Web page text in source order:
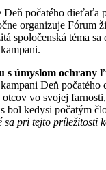
počatého dieťaťa
organizuje Fórum
spoločenská téma
úmyslom ochrany
Deň
vo svojej
bol kedysi počatým
pri tejto